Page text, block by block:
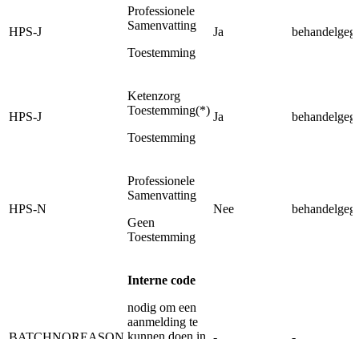
HPS-J
Professionele
Samenvatting
Toestemming
Ja
HPS-J
Ketenzorg
Toestemming(*)
Toestemming
Ja
HPS-N
Professionele
Samenvatting
Geen
Toestemming
Nee
Interne code
nodig om een
aanmelding te
kunnen doen in